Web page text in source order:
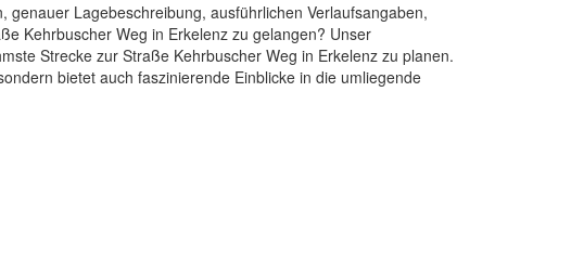
Lagebeschreibung, ausführlichen Verlaufsangaben,
Kehrbuscher Weg in Erkelenz zu gelangen? Unser
Strecke zur Straße Kehrbuscher Weg in Erkelenz zu planen.
bietet auch faszinierende Einblicke in die umliegende